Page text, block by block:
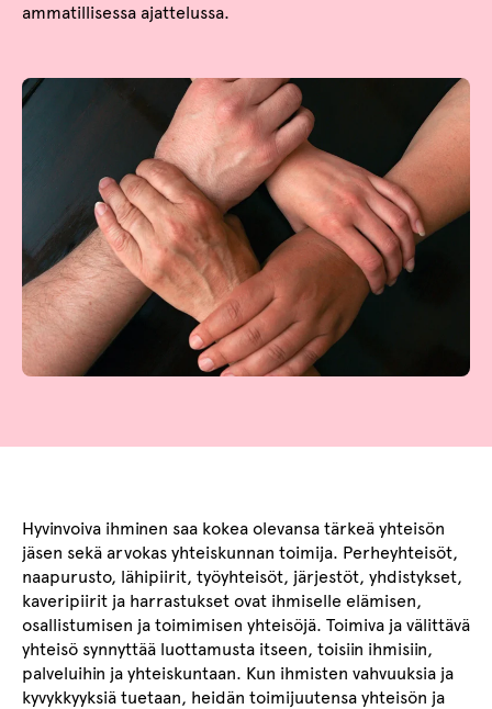
ammatillisessa ajattelussa.
Hyvinvoiva ihminen saa kokea olevansa tärkeä yhteisön
jäsen sekä arvokas yhteiskunnan toimija. Perheyhteisöt,
naapurusto, lähipiirit, työyhteisöt, järjestöt, yhdistykset,
kaveripiirit ja harrastukset ovat ihmiselle elämisen,
osallistumisen ja toimimisen yhteisöjä. Toimiva ja välittävä
yhteisö synnyttää luottamusta itseen, toisiin ihmisiin,
palveluihin ja yhteiskuntaan. Kun ihmisten vahvuuksia ja
kyvykkyyksiä tuetaan, heidän toimijuutensa yhteisön ja